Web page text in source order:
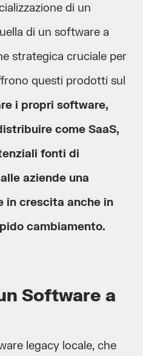
di un
di un software a
strategica cruciale per
questi prodotti sul
i propri software,
come SaaS,
fonti di
aziende una
in crescita anche in
cambiamento.
Software a
legacy locale, che